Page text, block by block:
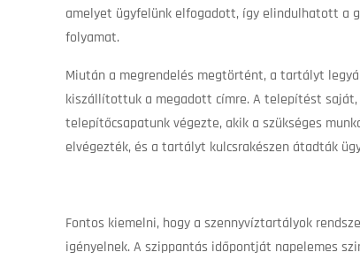
amelyet ügyfelünk elfogadott, így elindulhatott a
folyamat.
Miután a megrendelés megtörtént, a tartályt
kiszállítottuk a megadott címre. A telepítést
telepítőcsapatunk végezte, akik a szükséges
elvégezték, és a tartályt kulcsrakészen átadták
Fontos kiemelni, hogy a szennyvíztartályok
igényelnek. A szippantás időpontját napelemes